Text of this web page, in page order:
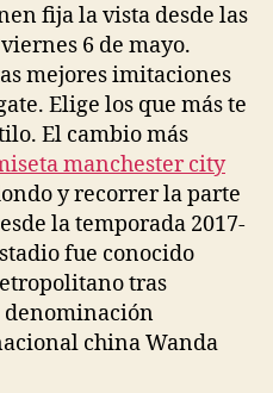
fija la vista desde las
6 de mayo.
mejores imitaciones
Elige los que más te
El cambio más
manchester city
y recorrer la parte
la temporada 2017-
fue conocido
tras
denominación
china Wanda